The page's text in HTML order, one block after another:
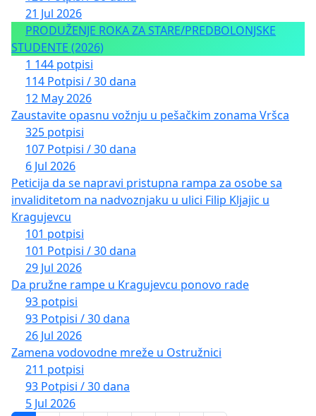
21 Jul 2026
PRODUŽENJE ROKA ZA STARE/PREDBOLONJSKE
STUDENTE (2026)
1 144 potpisi
114 Potpisi / 30 dana
12 May 2026
Zaustavite opasnu vožnju u pešačkim zonama Vršca
325 potpisi
107 Potpisi / 30 dana
6 Jul 2026
Peticija da se napravi pristupna rampa za osobe sa
invaliditetom na nadvoznjaku u ulici Filip Kljajic u
Kragujevcu
101 potpisi
101 Potpisi / 30 dana
29 Jul 2026
Da pružne rampe u Kragujevcu ponovo rade
93 potpisi
93 Potpisi / 30 dana
26 Jul 2026
Zamena vodovodne mreže u Ostružnici
211 potpisi
93 Potpisi / 30 dana
5 Jul 2026